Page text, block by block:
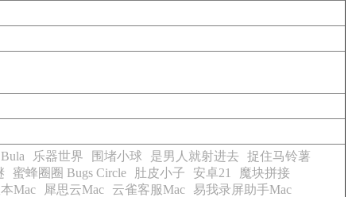
乐器世界 围堵小球 是男人就射进去 捉住马铃薯
蜜蜂圈圈 Bugs Circle 肚皮小子 安卓21
魔块拼接
Mac 犀思云Mac 云雀客服Mac
易我录屏助手Mac